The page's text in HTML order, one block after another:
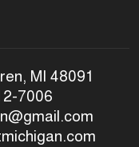
MI 48091
7006